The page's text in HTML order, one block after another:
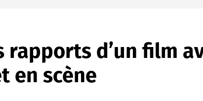
rapports d’un film
en scène